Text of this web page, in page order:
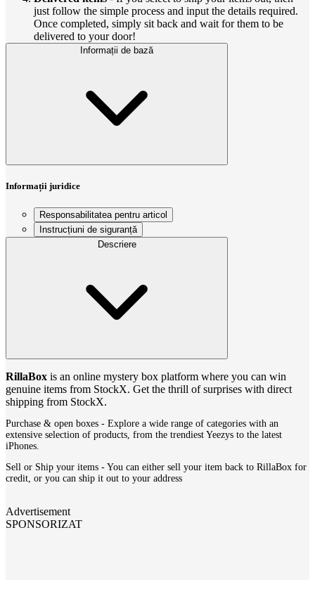
just follow the simple process and input the details required.
Once completed, simply sit back and wait for them to be
delivered to your door!
Informații de bază
Informații juridice
Responsabilitatea pentru articol
Instrucțiuni de siguranță
Descriere
RillaBox is an online mystery box platform where you can win
genuine items from StockX. Get the thrill of surprises with direct
shipping from StockX.
Purchase & open boxes - Explore a wide range of categories with an
extensive selection of products, from the trendiest Yeezys to the latest
iPhones.
Sell or Ship your items - You can either sell your item back to RillaBox for
credit, or you can ship it out to your address
Advertisement
SPONSORIZAT